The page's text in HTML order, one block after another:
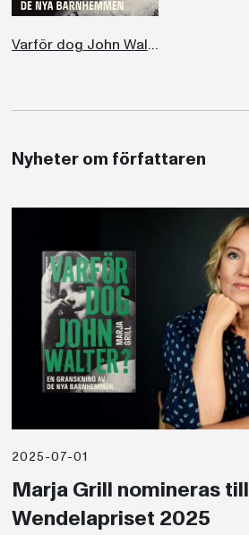
Varför dog John Walter?
Nyheter om författaren
2025-07-01
Marja Grill nomineras till
Wendelapriset 2025